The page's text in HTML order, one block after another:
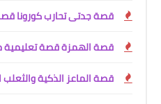
قصة جدتى تحارب كورونا
قصة الهمزة قصة تعليمية
قصة الماعز الذكية